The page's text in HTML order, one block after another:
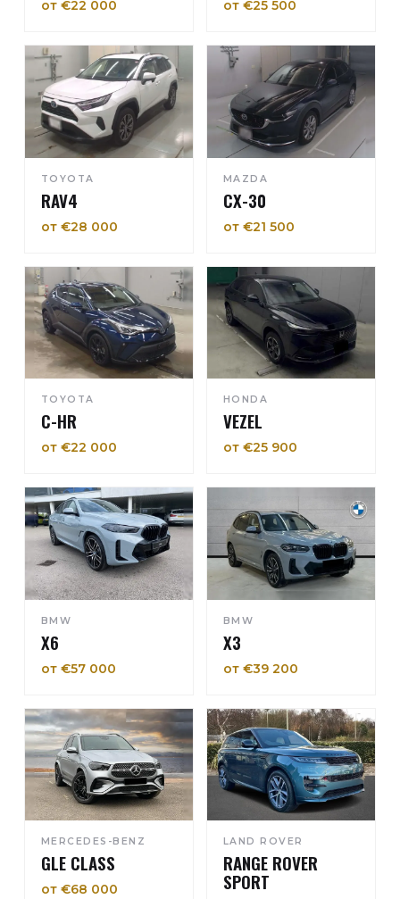
от €22 000 от €25 500
TOYOTA
RAV4
от €28 000
MAZDA
CX-30
от €21 500
TOYOTA
C-HR
от €22 000
HONDA
VEZEL
от €25 900
BMW
X6
от €57 000
BMW
X3
от €39 200
MERCEDES-BENZ
GLE CLASS
от €68 000
LAND ROVER
RANGE ROVER
SPORT